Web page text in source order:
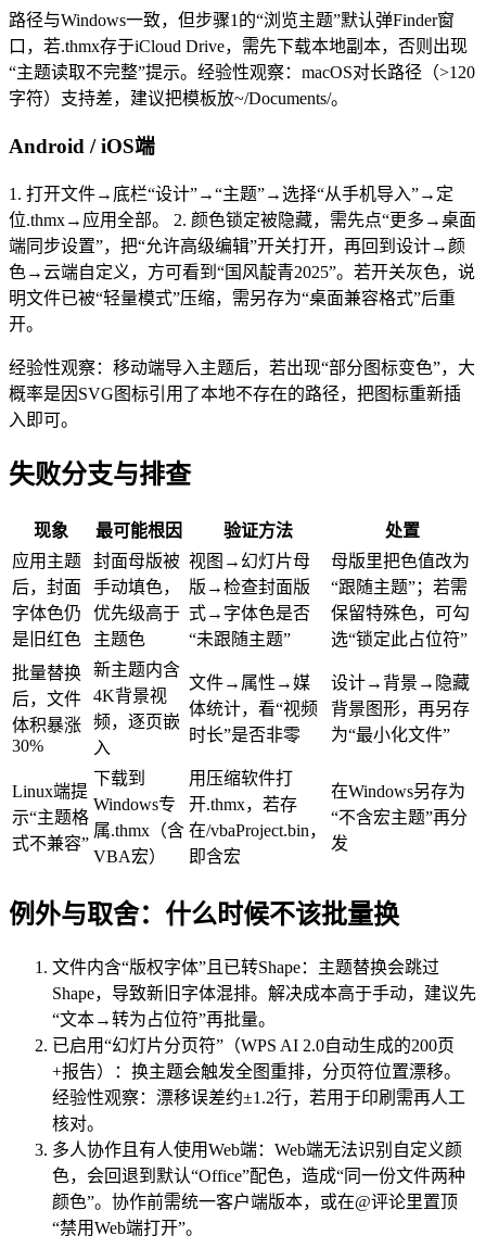
路径与Windows一致，但步骤1的“浏览主题”默认弹Finder窗
口，若.thmx存于iCloud Drive，需先下载本地副本，否则出现
“主题读取不完整”提示。经验性观察：macOS对长路径（>120
字符）支持差，建议把模板放~/Documents/。
Android / iOS端
1. 打开文件→底栏“设计”→“主题”→选择“从手机导入”→定
位.thmx→应用全部。 2. 颜色锁定被隐藏，需先点“更多→桌面
端同步设置”，把“允许高级编辑”开关打开，再回到设计→颜
色→云端自定义，方可看到“国风靛青2025”。若开关灰色，说
明文件已被“轻量模式”压缩，需另存为“桌面兼容格式”后重
开。
经验性观察：移动端导入主题后，若出现“部分图标变色”，大
概率是因SVG图标引用了本地不存在的路径，把图标重新插
入即可。
失败分支与排查
现象 最可能根因 验证方法
处置
应用主题
后，封面
字体色仍
是旧红色
封面母版被
手动填色，
优先级高于
主题色
视图→幻灯片母
版→检查封面版
式→字体色是否
“未跟随主题”
母版里把色值改为
“跟随主题”；若需
保留特殊色，可勾
选“锁定此占位符”
批量替换
后，文件
体积暴涨
30%
新主题内含
4K背景视
频，逐页嵌
入
文件→属性→媒
体统计，看“视频
时长”是否非零
设计→背景→隐藏
背景图形，再另存
为“最小化文件”
Linux端提
示“主题格
式不兼容”
下载到
Windows专
属.thmx（含
VBA宏）
用压缩软件打
开.thmx，若存
在/vbaProject.bin，
即含宏
在Windows另存为
“不含宏主题”再分
发
例外与取舍：什么时候不该批量换
文件内含“版权字体”且已转Shape：主题替换会跳过
Shape，导致新旧字体混排。解决成本高于手动，建议先
“文本→转为占位符”再批量。
已启用“幻灯片分页符”（WPS AI 2.0自动生成的200页
+报告）：换主题会触发全图重排，分页符位置漂移。
经验性观察：漂移误差约±1.2行，若用于印刷需再人工
核对。
多人协作且有人使用Web端：Web端无法识别自定义颜
色，会回退到默认“Office”配色，造成“同一份文件两种
颜色”。协作前需统一客户端版本，或在@评论里置顶
“禁用Web端打开”。